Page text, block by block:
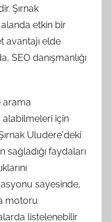
Şırnak
etkin bir
avantajı elde
SEO danışmanlığı
arama
alabilmeleri için
Uludere'deki
sağladığı faydaları
sayesinde,
motoru
listelenebilir